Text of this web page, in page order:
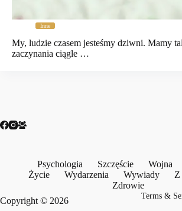
Inne
My, ludzie czasem jesteśmy dziwni. Mamy
zaczynania ciągle …
Psychologia Szczęście Wojna
Życie
Wydarzenia Wywiady
Z
Zdrowie
Copyright © 2026
Terms &